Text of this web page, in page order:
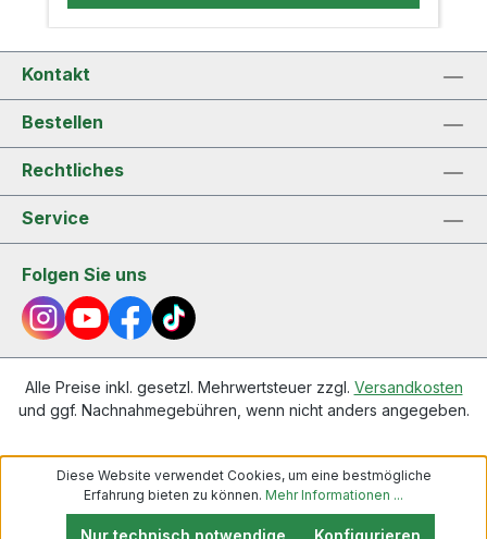
Kontakt
Bestellen
Rechtliches
Service
Folgen Sie uns
Alle Preise inkl. gesetzl. Mehrwertsteuer zzgl. Versandkosten
und ggf. Nachnahmegebühren, wenn nicht anders angegeben.
Diese Website verwendet Cookies, um eine bestmögliche
Erfahrung bieten zu können. Mehr Informationen ...
Nur technisch notwendige Konfigurieren